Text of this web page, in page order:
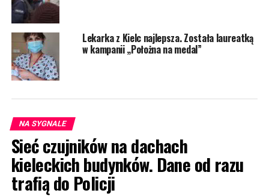
Lekarka z Kielc najlepsza. Została laureatką
w kampanii „Położna na medal”
NA SYGNALE
Sieć czujników na dachach
kieleckich budynków. Dane od razu
trafią do Policji